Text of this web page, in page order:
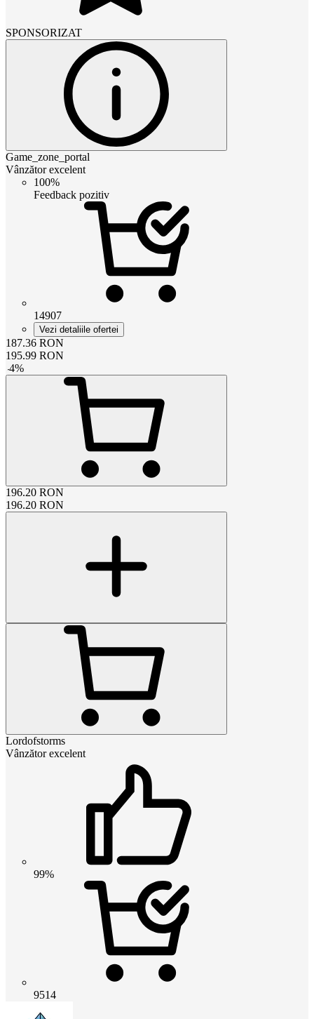
SPONSORIZAT
Game_zone_portal
Vânzător excelent
100%
Feedback pozitiv
14907
Vezi detaliile ofertei
187.36 RON
195.99 RON
-4%
196.20 RON
196.20 RON
Lordofstorms
Vânzător excelent
99%
9514